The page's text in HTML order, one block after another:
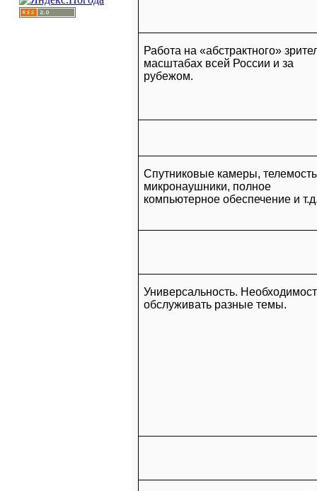
Работа на «абстрактного»
масштабах всей России и за
рубежом.
Спутниковые камеры,
микронаушники, полное
компьютерное обеспечение и
Универсальность.
обслуживать разные темы.